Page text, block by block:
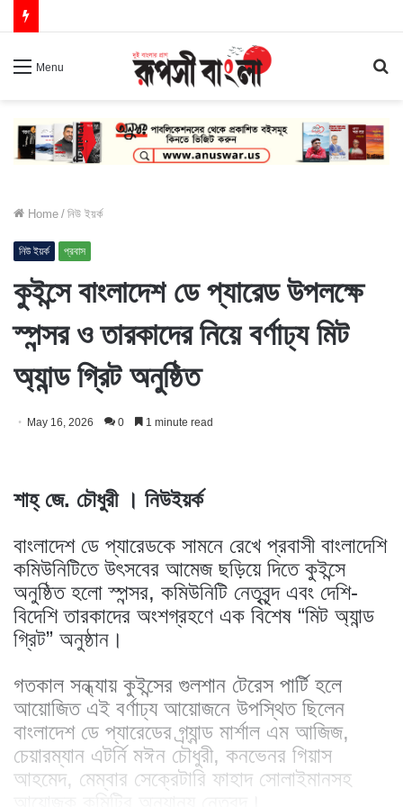
Menu
Home / নিউ ইয়র্ক
নিউ ইয়র্ক প্রবাস
কুইন্সে বাংলাদেশ ডে প্যারেড উপলক্ষে
স্পন্সর ও তারকাদের নিয়ে বর্ণাঢ্য মিট
অ্যান্ড গ্রিট অনুষ্ঠিত
May 16, 2026 0 1 minute read
শাহ্ জে. চৌধুরী । নিউইয়র্ক
বাংলাদেশ ডে প্যারেডকে সামনে রেখে প্রবাসী বাংলাদেশি
কমিউনিটিতে উৎসবের আমেজ ছড়িয়ে দিতে কুইন্সে
অনুষ্ঠিত হলো স্পন্সর, কমিউনিটি নেতৃবৃন্দ এবং দেশি-
বিদেশি তারকাদের অংশগ্রহণে এক বিশেষ “মিট অ্যান্ড
গ্রিট” অনুষ্ঠান।
গতকাল সন্ধ্যায় কুইন্সের গুলশান টেরেস পার্টি হলে
আয়োজিত এই বর্ণাঢ্য আয়োজনে উপস্থিত ছিলেন
বাংলাদেশ ডে প্যারেডের গ্র্যান্ড মার্শাল এম আজিজ,
চেয়ারম্যান এটর্নি মঈন চৌধুরী, কনভেনর গিয়াস
আহমেদ, মেম্বার সেক্রেটারি ফাহাদ সোলাইমানসহ